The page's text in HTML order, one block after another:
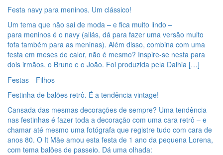
Festa navy para meninos. Um clássico!
Um tema que não sai de moda – e fica muito lindo –
para meninos é o navy (aliás, dá para fazer uma versão muito
fofa também para as meninas). Além disso, combina com uma
festa em meses de calor, não é mesmo? Inspire-se nesta para
dois irmãos, o Bruno e o João. Foi produzida pela Dalhia […]
Festas
Filhos
Festinha de balões retrô. É a tendência vintage!
Cansada das mesmas decorações de sempre? Uma tendência
nas festinhas é fazer toda a decoração com uma cara retrô – e
chamar até mesmo uma fotógrafa que registre tudo com cara de
anos 80. O It Mãe amou esta festa de 1 ano da pequena Lorena,
com tema balões de passeio. Dá uma olhada: